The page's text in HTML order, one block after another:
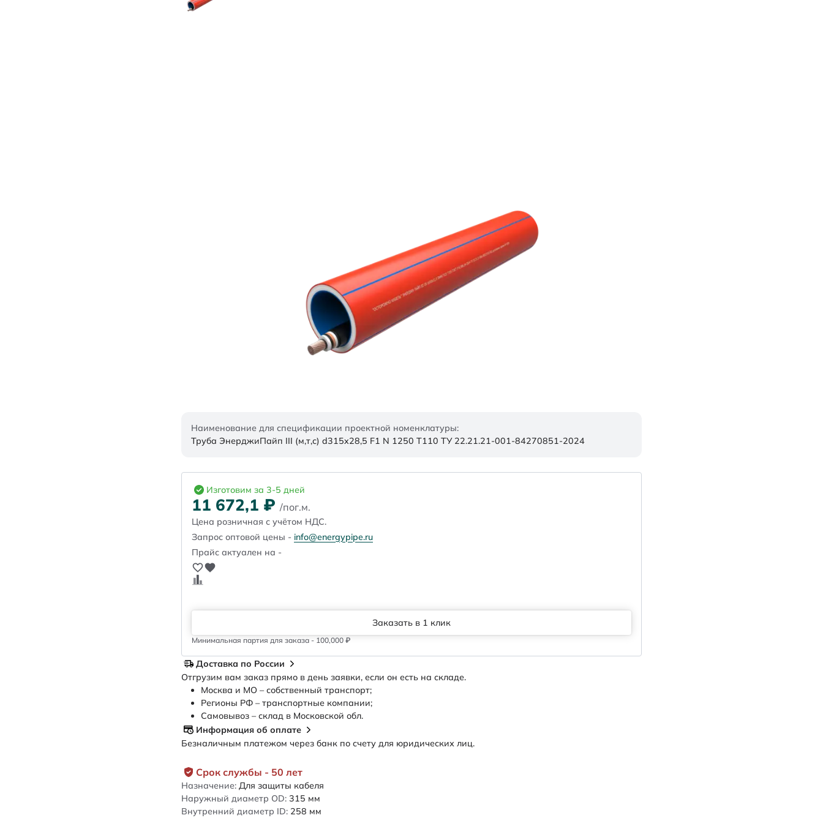
Наименование для спецификации проектной номенклатуры:
Труба ЭнерджиПайп III (м,т,с) d315x28,5 F1 N 1250 Т110 ТУ 22.21.21-001-84270851-2024
Срок службы - 50 лет
Назначение: Для защиты кабеля
Наружный диаметр OD: 315 мм
Внутренний диаметр ID: 258 мм
Изготовим за 3-5 дней
11 672,1 ₽ /пог.м.
Цена розничная с учётом НДС.
Запрос оптовой цены - info@energypipe.ru
Прайс актуален на -
Заказать в 1 клик
Минимальная партия для заказа - 100,000 ₽
Доставка по России
Отгрузим вам заказ прямо в день заявки, если он есть на складе.
Москва и МО – собственный транспорт;
Регионы РФ – транспортные компании;
Самовывоз – склад в Московской обл.
Информация об оплате
Безналичным платежом через банк по счету для юридических лиц.